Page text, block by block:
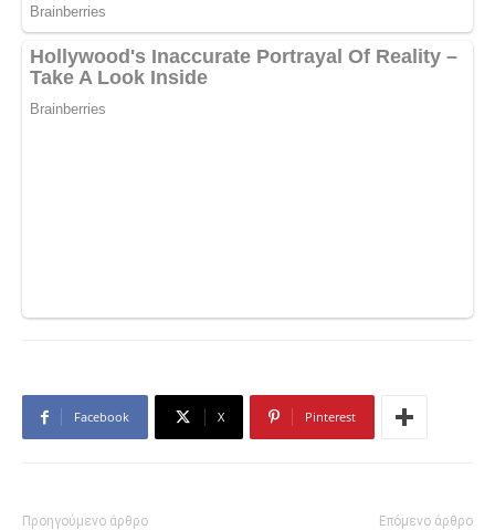
Facebook X Pinterest
Προηγούμενο άρθρο Επόμενο άρθρο